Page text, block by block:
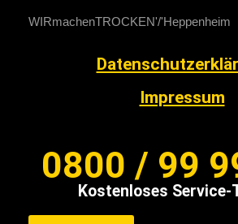
WIRmachenTROCKEN Heppenheim
Impressum
0800 / 99
Kostenloses Service-